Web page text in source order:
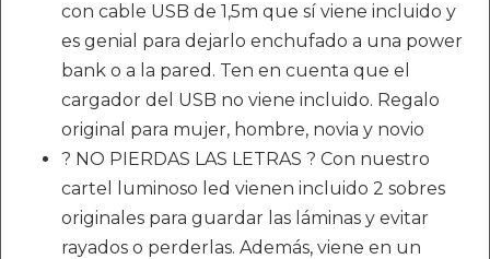
con cable USB de 1,5m que sí viene incluido y
es genial para dejarlo enchufado a una power
bank o a la pared. Ten en cuenta que el
cargador del USB no viene incluido. Regalo
original para mujer, hombre, novia y novio
? NO PIERDAS LAS LETRAS ? Con nuestro
cartel luminoso led vienen incluido 2 sobres
originales para guardar las láminas y evitar
rayados o perderlas. Además, viene en un